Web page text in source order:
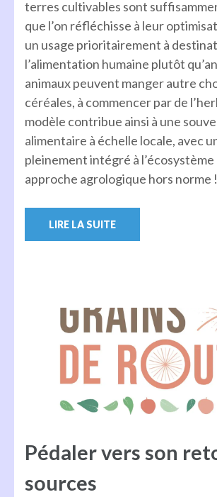
terres cultivables sont
que l’on réfléchisse à leur
un usage prioritairement à
l’alimentation humaine plutôt
animaux peuvent manger autre
céréales, à commencer par de
modèle contribue ainsi à une
alimentaire à échelle locale, avec
pleinement intégré à
approche agrologique hors norme !
LIRE LA SUITE
Pédaler vers son
sources